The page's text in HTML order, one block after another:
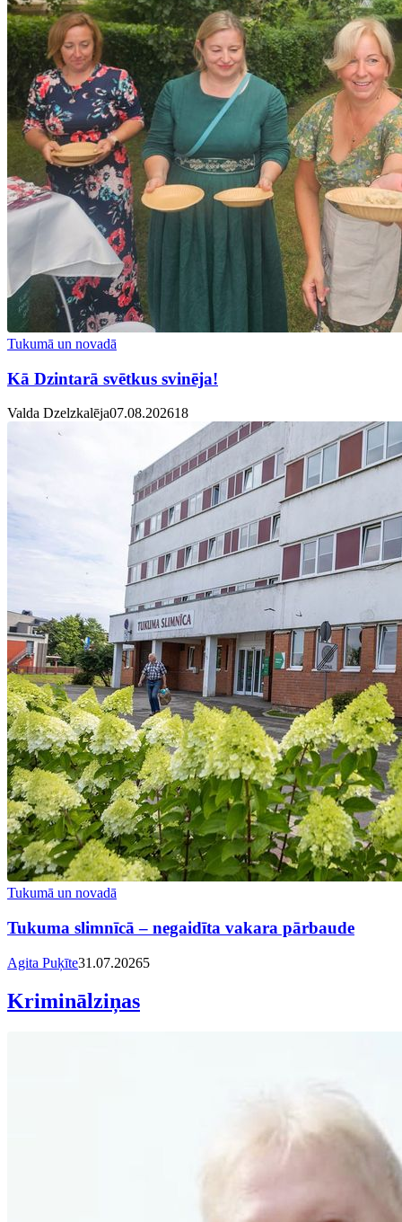
Tukumā un novadā
Kā Dzintarā svētkus svinēja!
Valda Dzelzkalēja07.08.202618
Tukumā un novadā
Tukuma slimnīcā – negaidīta vakara pārbaude
Agita Puķīte31.07.20265
Kriminālziņas